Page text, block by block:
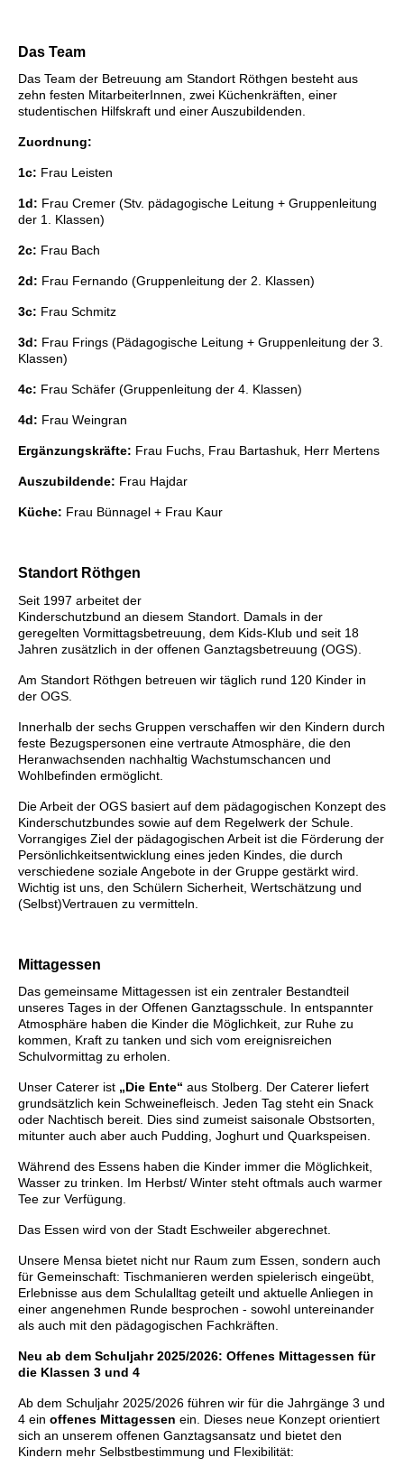
Das Team
Das Team der Betreuung am Standort Röthgen besteht aus
zehn festen MitarbeiterInnen, zwei Küchenkräften, einer
studentischen Hilfskraft und einer Auszubildenden.
Zuordnung:
1c: Frau Leisten
1d: Frau Cremer (Stv. pädagogische Leitung + Gruppenleitung
der 1. Klassen)
2c: Frau Bach
2d: Frau Fernando (Gruppenleitung der 2. Klassen)
3c: Frau Schmitz
3d: Frau Frings (Pädagogische Leitung + Gruppenleitung der 3.
Klassen)
4c: Frau Schäfer (Gruppenleitung der 4. Klassen)
4d: Frau Weingran
Ergänzungskräfte: Frau Fuchs, Frau Bartashuk, Herr Mertens
Auszubildende: Frau Hajdar
Küche: Frau Bünnagel + Frau Kaur
Standort Röthgen
Seit 1997 arbeitet der
Kinderschutzbund an diesem Standort. Damals in der
geregelten Vormittagsbetreuung, dem Kids-Klub und seit 18
Jahren zusätzlich in der offenen Ganztagsbetreuung (OGS).
Am Standort Röthgen betreuen wir täglich rund 120 Kinder in
der OGS.
Innerhalb der sechs Gruppen verschaffen wir den Kindern durch
feste Bezugspersonen eine vertraute Atmosphäre, die den
Heranwachsenden nachhaltig Wachstumschancen und
Wohlbefinden ermöglicht.
Die Arbeit der OGS basiert auf dem pädagogischen Konzept des
Kinderschutzbundes sowie auf dem Regelwerk der Schule.
Vorrangiges Ziel der pädagogischen Arbeit ist die Förderung der
Persönlichkeitsentwicklung eines jeden Kindes, die durch
verschiedene soziale Angebote in der Gruppe gestärkt wird.
Wichtig ist uns, den Schülern Sicherheit, Wertschätzung und
(Selbst)Vertrauen zu vermitteln.
Mittagessen
Das gemeinsame Mittagessen ist ein zentraler Bestandteil
unseres Tages in der Offenen Ganztagsschule. In entspannter
Atmosphäre haben die Kinder die Möglichkeit, zur Ruhe zu
kommen, Kraft zu tanken und sich vom ereignisreichen
Schulvormittag zu erholen.
Unser Caterer ist „Die Ente“ aus Stolberg. Der Caterer liefert
grundsätzlich kein Schweinefleisch. Jeden Tag steht ein Snack
oder Nachtisch bereit. Dies sind zumeist saisonale Obstsorten,
mitunter auch aber auch Pudding, Joghurt und Quarkspeisen.
Während des Essens haben die Kinder immer die Möglichkeit,
Wasser zu trinken. Im Herbst/ Winter steht oftmals auch warmer
Tee zur Verfügung.
Das Essen wird von der Stadt Eschweiler abgerechnet.
Unsere Mensa bietet nicht nur Raum zum Essen, sondern auch
für Gemeinschaft: Tischmanieren werden spielerisch eingeübt,
Erlebnisse aus dem Schulalltag geteilt und aktuelle Anliegen in
einer angenehmen Runde besprochen - sowohl untereinander
als auch mit den pädagogischen Fachkräften.
Neu ab dem Schuljahr 2025/2026: Offenes Mittagessen für
die Klassen 3 und 4
Ab dem Schuljahr 2025/2026 führen wir für die Jahrgänge 3 und
4 ein offenes Mittagessen ein. Dieses neue Konzept orientiert
sich an unserem offenen Ganztagsansatz und bietet den
Kindern mehr Selbstbestimmung und Flexibilität: